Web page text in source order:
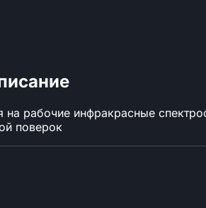
на рабочие инфракрасные
поверок